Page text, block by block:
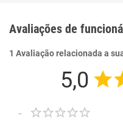
Avaliações de
1 Avaliação relacionada a
5,0
-